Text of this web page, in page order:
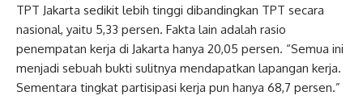
TPT Jakarta sedikit lebih tinggi dibandingkan TPT secara
nasional, yaitu 5,33 persen. Fakta lain adalah rasio
penempatan kerja di Jakarta hanya 20,05 persen. “Semua ini
menjadi sebuah bukti sulitnya mendapatkan lapangan kerja.
Sementara tingkat partisipasi kerja pun hanya 68,7 persen.”